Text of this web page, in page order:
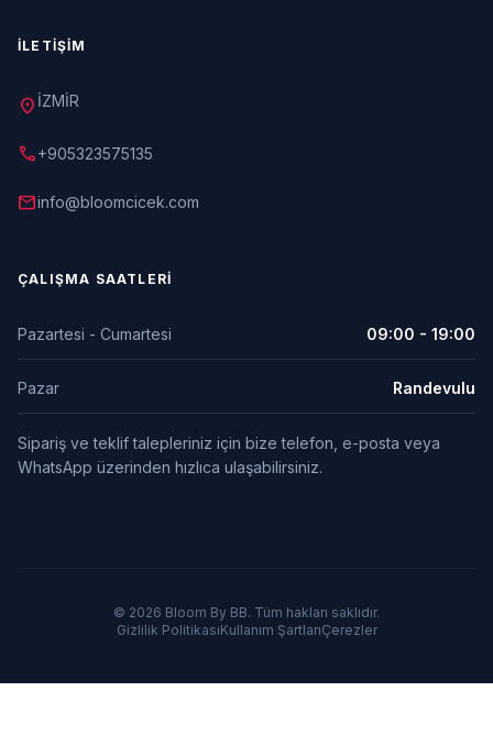
İLETIŞIM
location_on İZMİR
call+905323575135
mailinfo@bloomcicek.com
ÇALIŞMA SAATLERI
Pazartesi - Cumartesi 09:00 - 19:00
Pazar Randevulu
Sipariş ve teklif talepleriniz için bize telefon, e-posta veya
WhatsApp üzerinden hızlıca ulaşabilirsiniz.
© 2026 Bloom By BB. Tüm hakları saklıdır.
Gizlilik PolitikasıKullanım ŞartlarıÇerezler